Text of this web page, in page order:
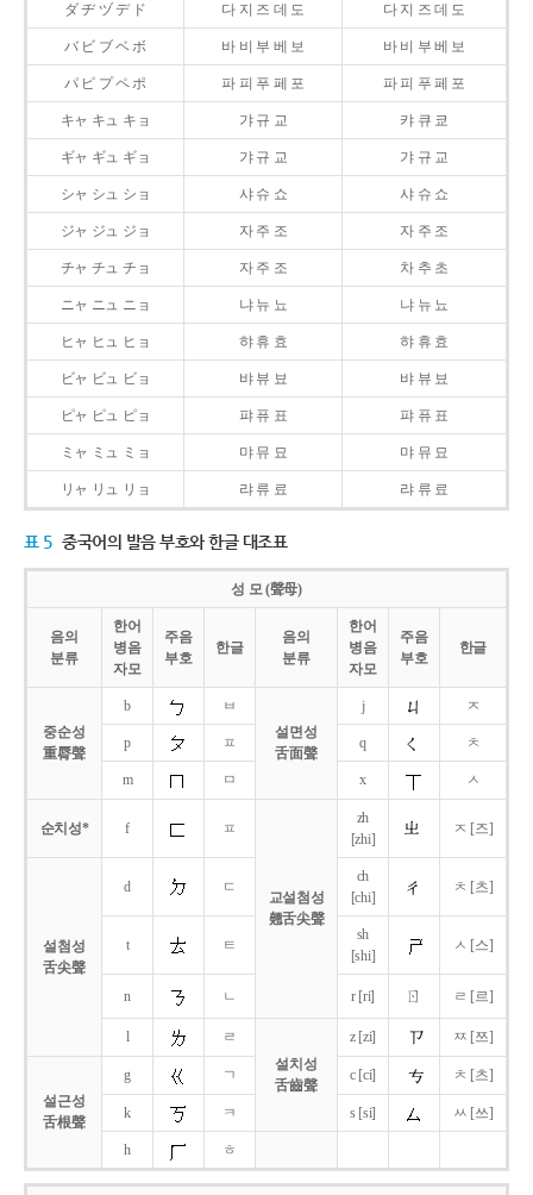
ダ ヂ ヅ デ ド 다 지 즈 데 도 다 지 즈 데 도
バ ビ ブ ベ ボ 바 비 부 베 보 바 비 부 베 보
パ ピ プ ペ ポ 파 피 푸 페 포 파 피 푸 페 포
キャ キュ キョ 갸 규 교 캬 큐 쿄
ギャ ギュ ギョ 갸 규 교 갸 규 교
シャ シュ ショ 샤 슈 쇼 샤 슈 쇼
ジャ ジュ ジョ 자 주 조 자 주 조
チャ チュ チョ 자 주 조 차 추 초
ニャ ニュ ニョ 냐 뉴 뇨 냐 뉴 뇨
ヒャ ヒュ ヒョ 햐 휴 효 햐 휴 효
ビャ ビュ ビョ 뱌 뷰 뵤 뱌 뷰 뵤
ピャ ピュ ピョ 퍄 퓨 표 퍄 퓨 표
ミャ ミュ ミョ 먀 뮤 묘 먀 뮤 묘
リャ リュ リョ 랴 류 료 랴 류 료
표 5 중국어의 발음 부호와 한글 대조표
성 모 (聲母)
음의
분류
한어
병음
자모
주음
부호
한글
음의
분류
한어
병음
자모
주음
부호
한글
중순성
重脣聲
b
ㅂ
설면성
舌面聲
j ㅈ
p ㅍ q ㅊ
m ㅁ x ㅅ
순치성* f ㅍ
교설첨성
翹舌尖聲
zh
[zhi]
ㅈ [즈]
설첨성
舌尖聲
d ㄷ
ch
[chi]
ㅊ [츠]
t ㅌ
sh
[shi]
ㅅ [스]
n ㄴ r [ri] ㄖ ㄹ [르]
l
ㄹ
설치성
舌齒聲
z [zi] ㅉ [쯔]
설근성
舌根聲
g ㄱ c [ci] ㅊ [츠]
k ㅋ s [si] ㅆ [쓰]
h ㅎ